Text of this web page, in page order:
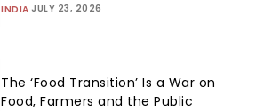
INDIA JULY 23, 2026
The ‘Food Transition’ Is a War on
Food, Farmers and the Public